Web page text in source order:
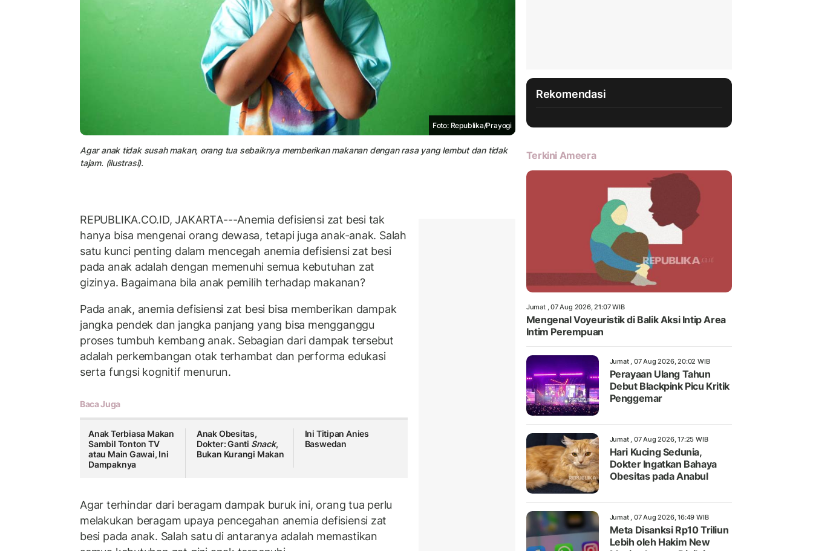
Foto: Republika/Prayogi
Agar anak tidak susah makan, orang tua sebaiknya memberikan makanan dengan rasa yang lembut dan tidak
tajam. (ilustrasi).
REPUBLIKA.CO.ID, JAKARTA---Anemia defisiensi zat besi tak
hanya bisa mengenai orang dewasa, tetapi juga anak-anak. Salah
satu kunci penting dalam mencegah anemia defisiensi zat besi
pada anak adalah dengan memenuhi semua kebutuhan zat
gizinya. Bagaimana bila anak pemilih terhadap makanan?
Pada anak, anemia defisiensi zat besi bisa memberikan dampak
jangka pendek dan jangka panjang yang bisa mengganggu
proses tumbuh kembang anak. Sebagian dari dampak tersebut
adalah perkembangan otak terhambat dan performa edukasi
serta fungsi kognitif menurun.
Baca Juga
Anak Terbiasa Makan
Sambil Tonton TV
atau Main Gawai, Ini
Dampaknya
Anak Obesitas,
Dokter: Ganti Snack,
Bukan Kurangi Makan
Ini Titipan Anies
Baswedan
Agar terhindar dari beragam dampak buruk ini, orang tua perlu
melakukan beragam upaya pencegahan anemia defisiensi zat
besi pada anak. Salah satu di antaranya adalah memastikan
Rekomendasi
Terkini Ameera
Jumat , 07 Aug 2026, 21:07 WIB
Mengenal Voyeuristik di Balik Aksi Intip Area
Intim Perempuan
Jumat , 07 Aug 2026, 20:02 WIB
Perayaan Ulang Tahun
Debut Blackpink Picu Kritik
Penggemar
Jumat , 07 Aug 2026, 17:25 WIB
Hari Kucing Sedunia,
Dokter Ingatkan Bahaya
Obesitas pada Anabul
Jumat , 07 Aug 2026, 16:49 WIB
Meta Disanksi Rp10 Triliun
Lebih oleh Hakim New